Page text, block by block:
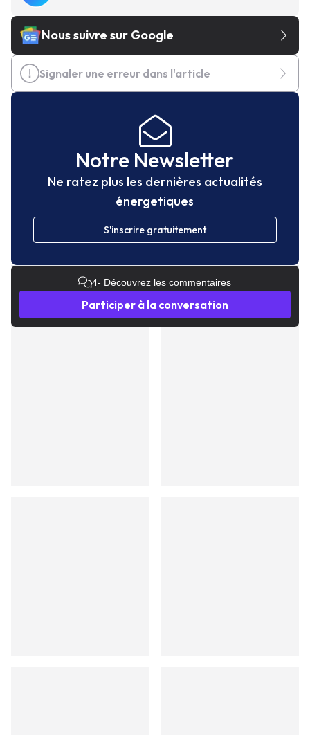
Nous suivre sur Google
Signaler une erreur dans l'article
Notre Newsletter
Ne ratez plus les dernières actualités
énergetiques
S'inscrire gratuitement
4- Découvrez les commentaires
Participer à la conversation